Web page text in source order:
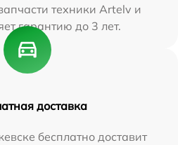
техники Artelv и
гарантию до 3 лет.
доставка
бесплатно доставит